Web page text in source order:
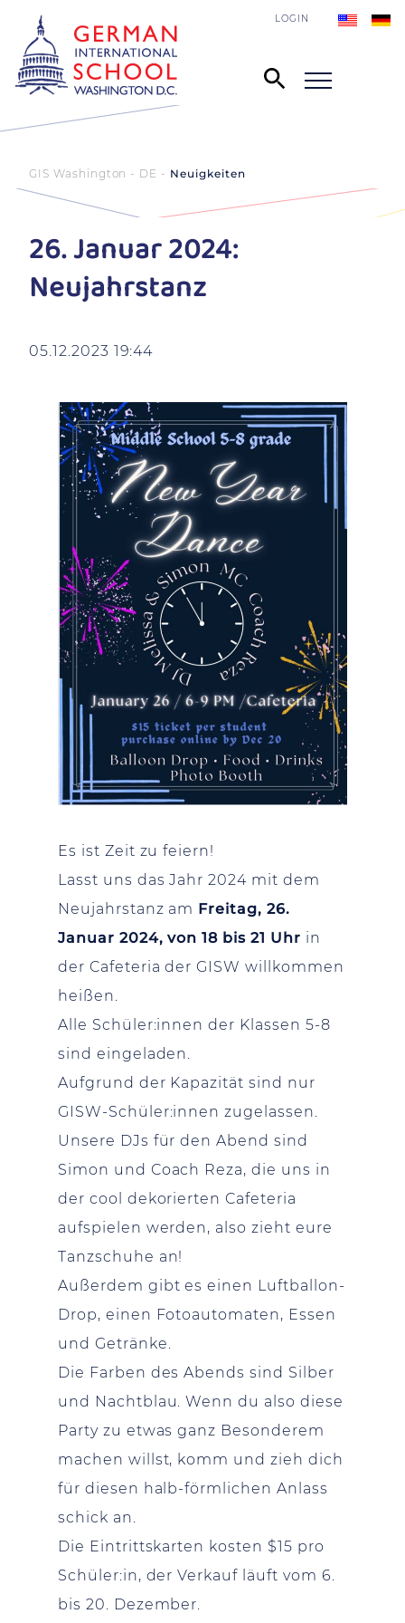
LOGIN
GIS Washington - DE Neuigkeiten
26. Januar 2024:
Neujahrstanz
05.12.2023 19:44
Es ist Zeit zu feiern!
Lasst uns das Jahr 2024 mit dem
Neujahrstanz am Freitag, 26.
Januar 2024, von 18 bis 21 Uhr in
der Cafeteria der GISW willkommen
heißen.
Alle Schüler:innen der Klassen 5-8
sind eingeladen.
Aufgrund der Kapazität sind nur
GISW-Schüler:innen zugelassen.
Unsere DJs für den Abend sind
Simon und Coach Reza, die uns in
der cool dekorierten Cafeteria
aufspielen werden, also zieht eure
Tanzschuhe an!
Außerdem gibt es einen Luftballon-
Drop, einen Fotoautomaten, Essen
und Getränke.
Die Farben des Abends sind Silber
und Nachtblau. Wenn du also diese
Party zu etwas ganz Besonderem
machen willst, komm und zieh dich
für diesen halb-förmlichen Anlass
schick an.
Die Eintrittskarten kosten $15 pro
Schüler:in, der Verkauf läuft vom 6.
bis 20. Dezember.